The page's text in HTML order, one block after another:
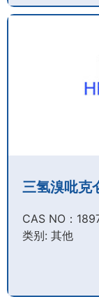
三氢溴吡克
CAS NO：
类别: 其他